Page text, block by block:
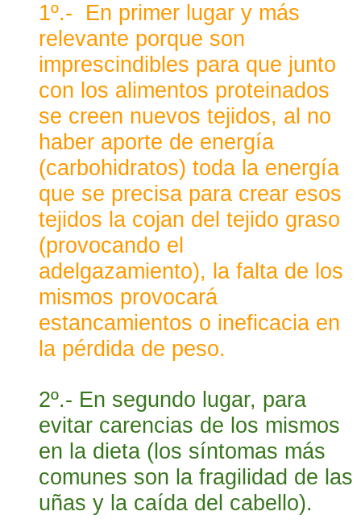
1º.-  En primer lugar y más
relevante porque son
imprescindibles para que junto
con los alimentos proteinados
se creen nuevos tejidos, al no
haber aporte de energía
(carbohidratos) toda la energía
que se precisa para crear esos
tejidos la cojan del tejido graso
(provocando el
adelgazamiento), la falta de los
mismos provocará
estancamientos o ineficacia en
la pérdida de peso.
2º.- En segundo lugar, para
evitar carencias de los mismos
en la dieta (los síntomas más
comunes son la fragilidad de las
uñas y la caída del cabello).